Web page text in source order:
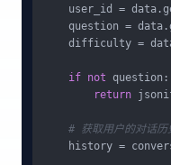
user_id =
question =
difficulty =
if not question:
return
# 获取用户的对话历
history =